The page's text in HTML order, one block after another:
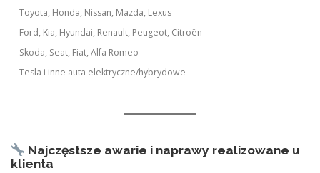
Toyota, Honda, Nissan, Mazda, Lexus
Ford, Kia, Hyundai, Renault, Peugeot, Citroën
Skoda, Seat, Fiat, Alfa Romeo
Tesla i inne auta elektryczne/hybrydowe
Najczęstsze awarie i naprawy realizowane u
klienta